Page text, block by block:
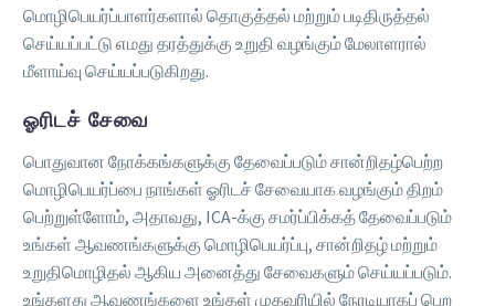
மொழிபெயர்ப்பாளர்களால் தொகுத்தல் மற்றும் படிதிருத்தல்
செய்யப்பட்டு எமது தரத்துக்கு உறுதி வழங்கும் மேலாளரால்
மீளாய்வு செய்யப்படுகிறது.
ஓரிடச் சேவை
பொதுவான நோக்கங்களுக்கு தேவைப்படும் சான்றிதழ்பெற்ற
மொழிபெயர்ப்பை நாங்கள் ஓரிடச் சேவையாக வழங்கும் திறம்
பெற்றுள்ளோம், அதாவது, ICA-க்கு சமர்ப்பிக்கத் தேவைப்படும்
உங்கள் ஆவணங்களுக்கு மொழிபெயர்ப்பு, சான்றிதழ் மற்றும்
உறுதிமொழிதல் ஆகிய அனைத்து சேவைகளும் செய்யப்படும்.
உங்களது ஆவணங்களை உங்கள் முகவரியில் நேரடியாகப் பெற